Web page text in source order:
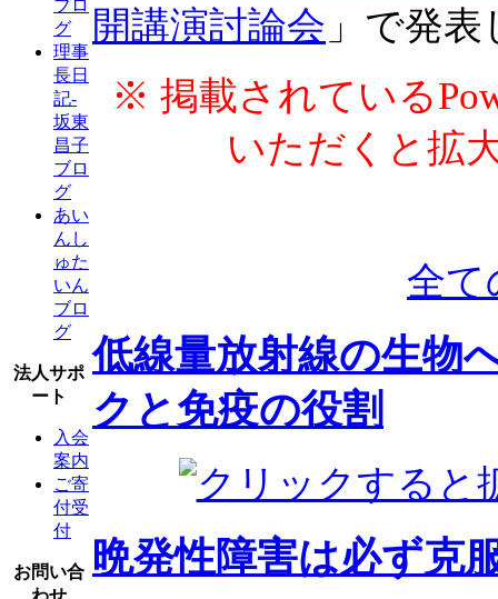
ブロ
グ
理事
長日
記-
坂東
昌子
ブロ
グ
あい
んし
ゅた
いん
ブロ
グ
法人サポ
ート
入会
案内
ご寄
付受
付
お問い合
わせ
開講演討論会 」で発
※ 掲載されている
いただくと拡
全て
低線量放射線の生物
クと免疫の役割
晩発性障害は必ず克